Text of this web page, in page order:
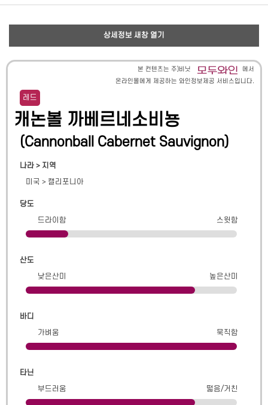
상세정보 새창 열기
본 컨텐츠는 주)비닛
에서
온라인몰에게 제공하는 와인정보제공 서비스입니다.
레드
캐논볼 까베르네소비뇽
(Cannonball Cabernet Sauvignon)
나라 > 지역
미국 > 캘리포니아
당도
드라이함
스윗함
산도
낮은산미
높은산미
바디
가벼움
묵직함
타닌
부드러움
떫음/거친